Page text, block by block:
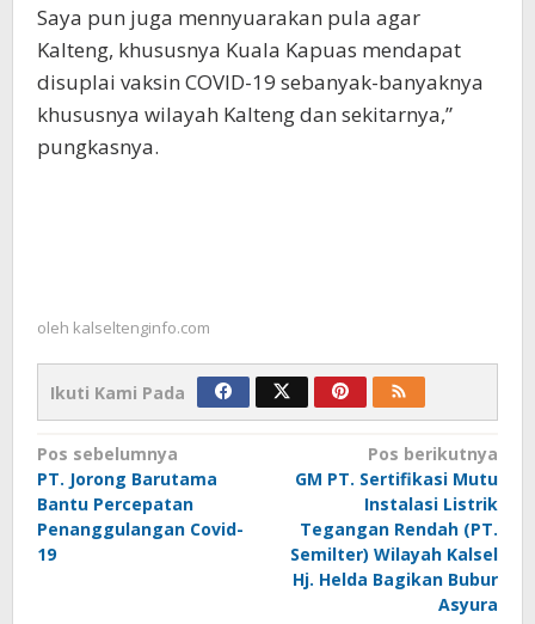
Saya pun juga mennyuarakan pula agar
Kalteng, khususnya Kuala Kapuas mendapat
disuplai vaksin COVID-19 sebanyak-banyaknya
khususnya wilayah Kalteng dan sekitarnya,”
pungkasnya.
oleh kalseltenginfo.com
Ikuti Kami Pada
Navigasi
pos
Pos sebelumnya
PT. Jorong Barutama
Bantu Percepatan
Penanggulangan Covid-
19
Pos berikutnya
GM PT. Sertifikasi Mutu
Instalasi Listrik
Tegangan Rendah (PT.
Semilter) Wilayah Kalsel
Hj. Helda Bagikan Bubur
Asyura